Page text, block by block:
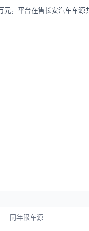
元，平台在售长安汽车车源
同年限车源